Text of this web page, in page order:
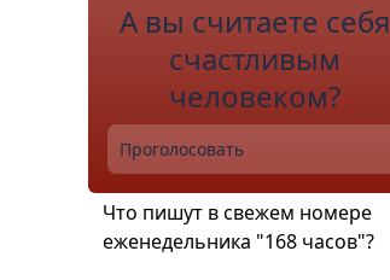
А вы считаете себя
счастливым
человеком?
Проголосовать
Что пишут в свежем номере
еженедельника "168 часов"?